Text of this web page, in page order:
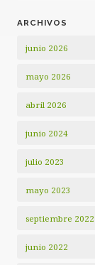
ARCHIVOS
junio 2026
mayo 2026
abril 2026
junio 2024
julio 2023
mayo 2023
septiembre 2022
junio 2022